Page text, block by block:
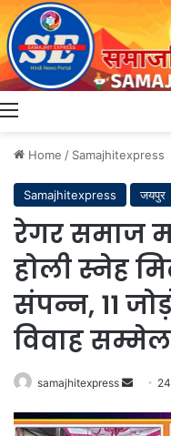
Menu
Home / Samajhitexpress
Samajhitexpress जयपुर
रेगर समाज
होली स्नेह
संपन्न, 11
विवाह
samajhitexpress
Send
email